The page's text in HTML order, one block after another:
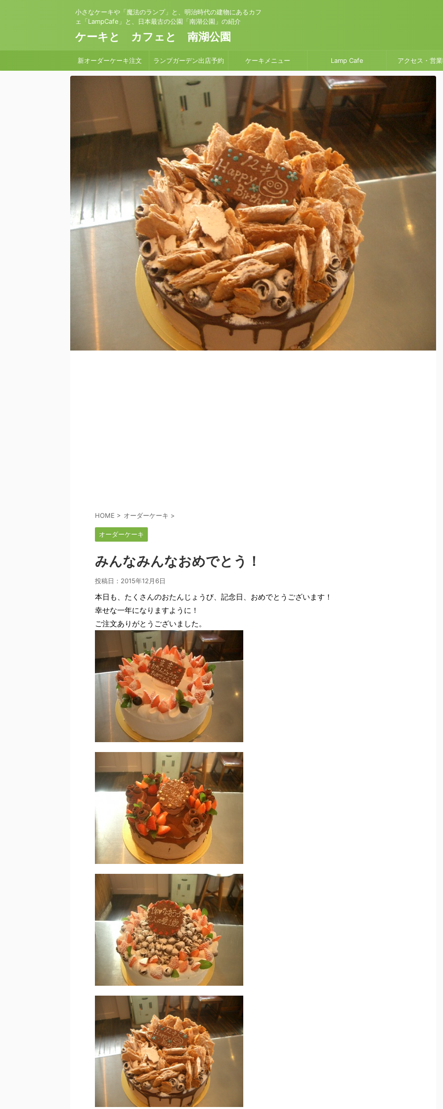
小さなケーキや「魔法のランプ」と、明治時代の建物にあるカフ
ェ「LampCafe」と、日本最古の公園「南湖公園」の紹介
ケーキと カフェと 南湖公園
新オーダーケーキ注文 ランプガーデン出店予約 ケーキメニュー Lamp Cafe アクセス・営
HOME > オーダーケーキ >
オーダーケーキ
みんなみんなおめでとう！
投稿日： 2015年12月6日
本日も、たくさんのおたんじょうび、記念日、おめでとうございます！
幸せな一年になりますように！
ご注文ありがとうございました。